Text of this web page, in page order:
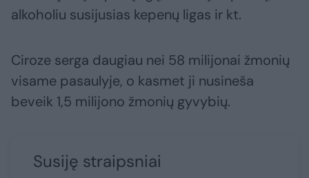
alkoholiu susijusias kepenų ligas ir kt.
Ciroze serga daugiau nei 58 milijonai žmonių
visame pasaulyje, o kasmet ji nusineša
beveik 1,5 milijono žmonių gyvybių.
Susiję straipsniai